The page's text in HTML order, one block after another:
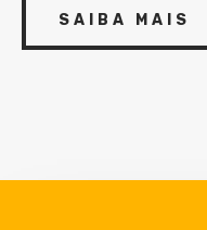
SAIBA MAIS